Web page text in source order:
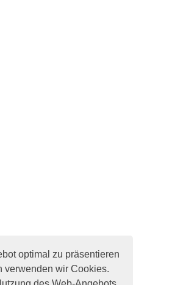
optimal zu präsentieren
verwenden wir Cookies.